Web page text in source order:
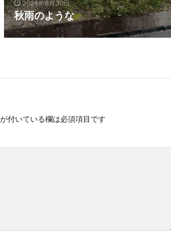
2024年8月30日
秋雨のような
が付いている欄は必須項目です